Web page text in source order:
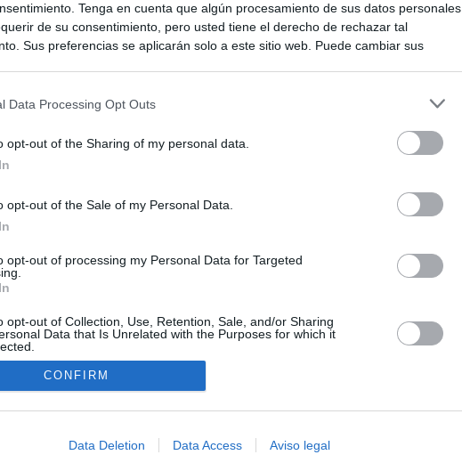
Tenga en cuenta que algún procesamiento de sus datos personales
de su consentimiento, pero usted tiene el derecho de rechazar tal
Sus preferencias se aplicarán solo a este sitio web. Puede cambiar sus
Data Processing Opt Outs
opt-out of the Sharing of my personal data.
opt-out of the Sale of my Personal Data.
opt-out of processing my Personal Data for Targeted
opt-out of Collection, Use, Retention, Sale, and/or Sharing
Data that Is Unrelated with the Purposes for which it
CONFIRM
Data Deletion Data Access Aviso legal
daily press directory that gives access to the world's largest news
readable image taken from today's frontpage cover of each